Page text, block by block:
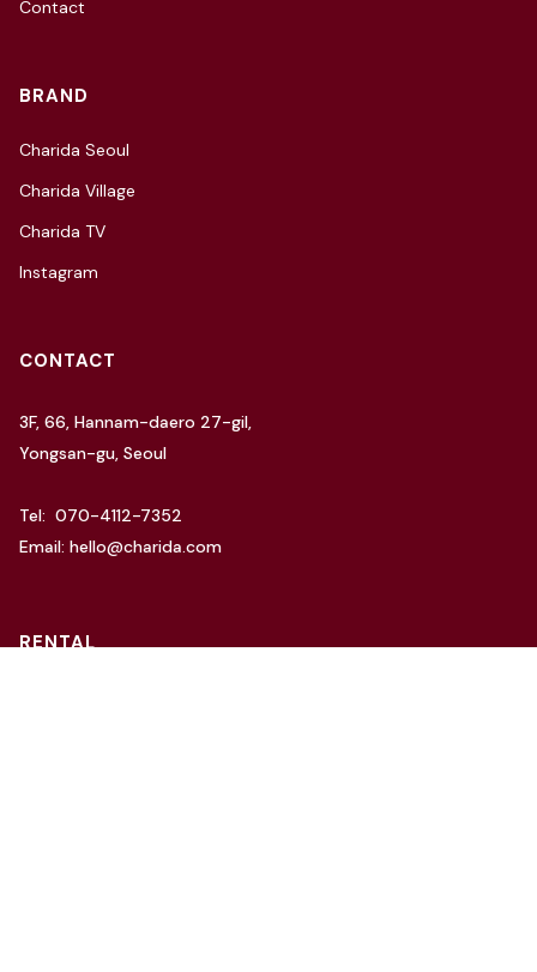
Contact
BRAND
Charida Seoul
Charida Village
Charida TV
Instagram
CONTACT
3F, 66, Hannam-daero 27-gil,
Yongsan-gu, Seoul
Tel: 070-4112-7352
Email: hello@charida.com
RENTAL